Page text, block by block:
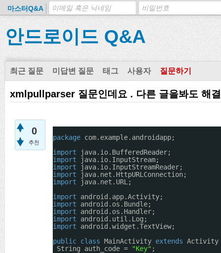
마스터Q&A
안드로이드 Q&A
최근 질문 미답변 질문 태그 사용자 질문하기
xmlpullparser 질문인데요 . 다른 글을봐도 해
0
추천
package com.example.androidapp;
import
java.io.BufferedReader;
import
java.io.InputStream;
import
java.io.InputStreamReader;
import
java.net.HttpURLConnection;
import
java.net.URL;
import
android.app.Activity;
import
android.os.Bundle;
import
android.os.Handler;
import
android.util.Log;
import
android.widget.TextView;
public class MainActivity extends
String auth_code =
"Key" ;